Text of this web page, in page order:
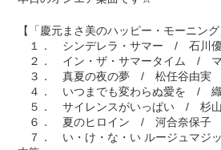
【「慶元まさ美のハッピー・モーニン
１． シンデレラ・サマー / 石川
２． イン・ザ・サマータイム / マ
３． 真夏の夜の夢 / 松任谷由実
４． いつまでも変わらぬ愛を / 織
５． サイレンスがいっぱい / 杉山
６． 夏のヒロイン / 河合奈保子
７． い・け・な・い ルージュマジ